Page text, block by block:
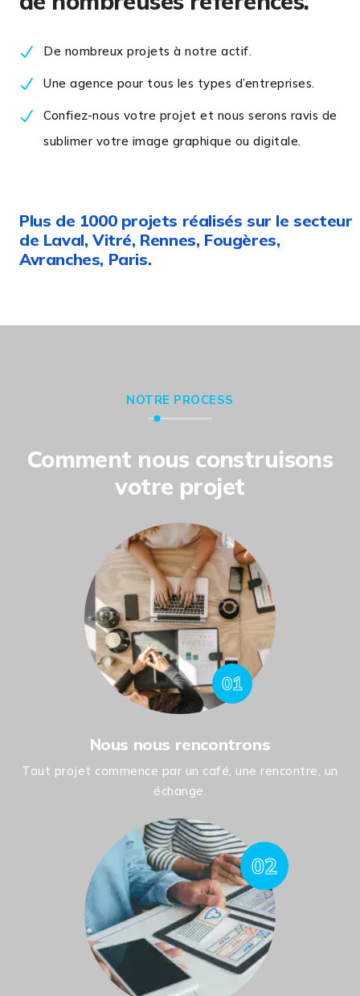
De nombreux projets à notre actif.
Une agence pour tous les types d’entreprises.
Confiez-nous votre projet et nous serons ravis de
sublimer votre image graphique ou digitale.
Plus de 1000 projets réalisés sur le secteur
de Laval, Vitré, Rennes, Fougères,
Avranches, Paris.
NOTRE PROCESS
Comment nous construisons
votre projet
01
Nous nous rencontrons
Tout projet commence par un café, une rencontre, un
échange.
02